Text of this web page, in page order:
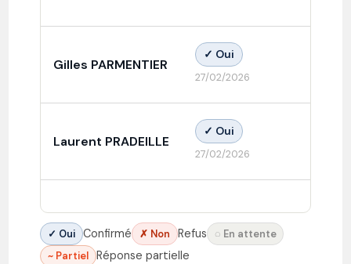
Gilles PARMENTIER
✓ Oui
27/02/2026
Laurent PRADEILLE
✓ Oui
27/02/2026
✓ Oui Confirmé ✗ Non Refus
◌ En attente
~ Partiel Réponse partielle